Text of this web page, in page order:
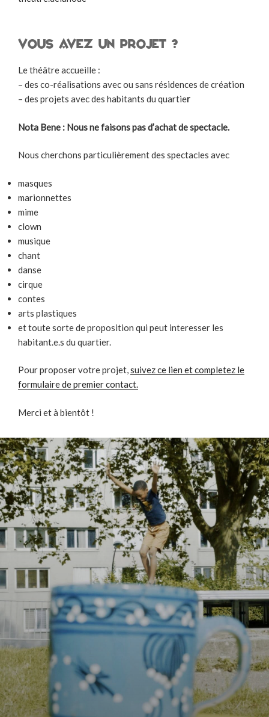
Vous avez un projet ?
Le théâtre accueille :
– des co-réalisations avec ou sans résidences de création
– des projets avec des habitants du quartier
Nota Bene : Nous ne faisons pas d’achat de spectacle.
Nous cherchons particulièrement des spectacles avec
masques
marionnettes
mime
clown
musique
chant
danse
cirque
contes
arts plastiques
et toute sorte de proposition qui peut interesser les
habitant.e.s du quartier.
Pour proposer votre projet,suivez ce lien et completez le
formulaire de premier contact.
Merci et à bientôt !